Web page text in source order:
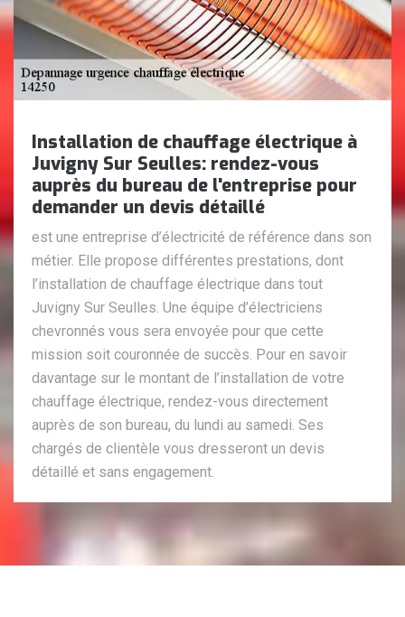
Installation de chauffage électrique à
Juvigny Sur Seulles: rendez-vous
auprès du bureau de l'entreprise pour
demander un devis détaillé
est une entreprise d’électricité de référence dans son
métier. Elle propose différentes prestations, dont
l’installation de chauffage électrique dans tout
Juvigny Sur Seulles. Une équipe d’électriciens
chevronnés vous sera envoyée pour que cette
mission soit couronnée de succès. Pour en savoir
davantage sur le montant de l’installation de votre
chauffage électrique, rendez-vous directement
auprès de son bureau, du lundi au samedi. Ses
chargés de clientèle vous dresseront un devis
détaillé et sans engagement.